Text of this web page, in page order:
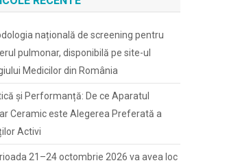
națională de screening pentru
pulmonar, disponibilă pe site-ul
Medicilor din România
și Performanță: De ce Aparatul
Ceramic este Alegerea Preferată a
Activi
21–24 octombrie 2026 va avea loc